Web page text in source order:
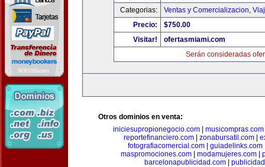
Categorias:
Ventas y Comercializacion,
Precio:
$750.00
Visitar!
ofertasmiami.com
Serán consideradas
Otros dominios en venta:
iniciesupropionegocio.com
musicompras.com
reportefinanciero.com| zonabursatil.com|
fotografiacomercial.com
guiadelinks.com
maspromociones.com
modamujeres.com
barcelonapublicidad.com|